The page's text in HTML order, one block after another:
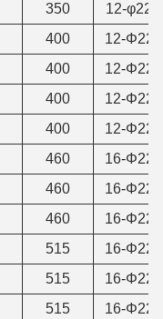
350
12-φ22
400
12-Φ22
400
12-Φ22
400
12-Φ22
400
12-Φ22
460
16-Φ22
460
16-Φ22
460
16-Φ22
515
16-Φ22
515
16-Φ22
515
16-Φ22